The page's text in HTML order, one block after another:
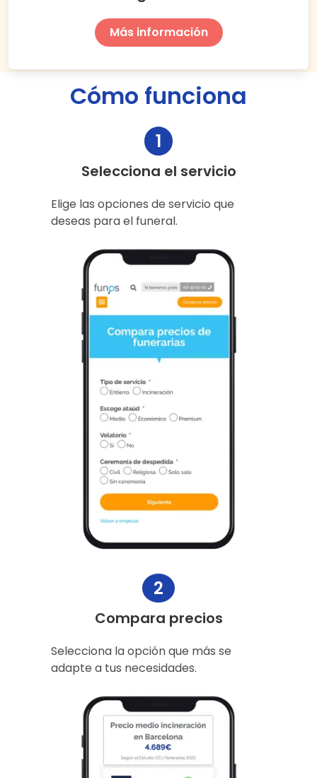
Más información
Cómo funciona
1
Selecciona el servicio
Elige las opciones de servicio que
deseas para el funeral.
2
Compara precios
Selecciona la opción que más se
adapte a tus necesidades.